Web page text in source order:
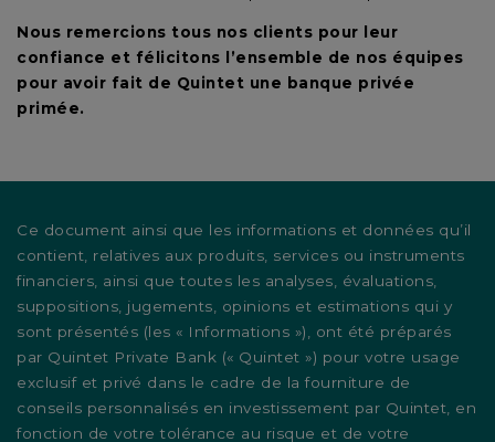
Nous remercions tous nos clients pour leur
confiance et félicitons l’ensemble de nos équipes
pour avoir fait de Quintet une banque privée
primée.
Ce document ainsi que les informations et données qu’il
contient, relatives aux produits, services ou instruments
financiers, ainsi que toutes les analyses, évaluations,
suppositions, jugements, opinions et estimations qui y
sont présentés (les « Informations »), ont été préparés
par Quintet Private Bank (« Quintet ») pour votre usage
exclusif et privé dans le cadre de la fourniture de
conseils personnalisés en investissement par Quintet, en
fonction de votre tolérance au risque et de votre